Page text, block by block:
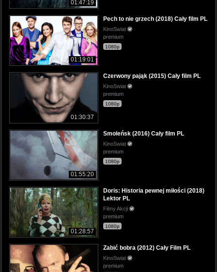
01:47:19
01:19:01
Pech to nie grzech (2018) Cały film PL
KinoSwiat
premium
1080p
01:30:37
Czerwony pająk (2015) Cały film PL
KinoSwiat
premium
1080p
01:55:20
Smoleńsk (2016) Cały film PL
KinoSwiat
premium
1080p
01:28:57
Doris: Historia pewnej miłości (2018)
Lektor PL
Filmy Akcji
premium
1080p
Zabić bobra (2012) Cały Film PL
KinoSwiat
premium